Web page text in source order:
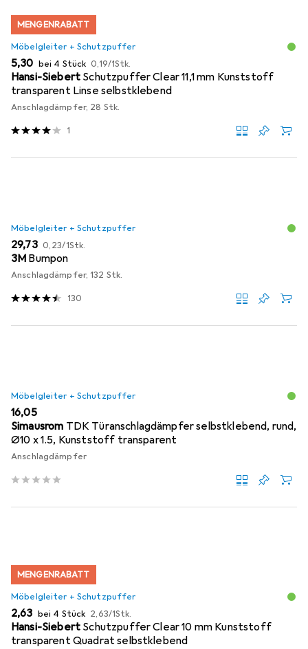
MENGENRABATT
Möbelgleiter + Schutzpuffer
EUR
5,30 bei 4 Stück EUR
0,19/1Stk.
Hansi-Siebert Schutzpuffer Clear 11,1 mm Kunststoff
transparent Linse selbstklebend
Anschlagdämpfer, 28 Stk.
1
Möbelgleiter + Schutzpuffer
EUR
29,73 EUR
0,23/1Stk.
3M Bumpon
Anschlagdämpfer, 132 Stk.
130
Möbelgleiter + Schutzpuffer
EUR
16,05
Simausrom TDK Türanschlagdämpfer selbstklebend, rund,
Ø10 x 1.5, Kunststoff transparent
Anschlagdämpfer
MENGENRABATT
Möbelgleiter + Schutzpuffer
EUR
2,63 bei 4 Stück EUR
2,63/1Stk.
Hansi-Siebert Schutzpuffer Clear 10 mm Kunststoff
transparent Quadrat selbstklebend